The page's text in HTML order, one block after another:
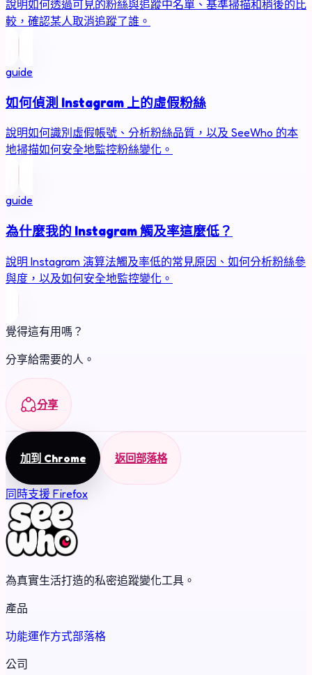
說明如何透過可見的粉絲與追蹤中名單、基準掃描和稍後的比
較，確認某人取消追蹤了誰。
guide
如何偵測 Instagram 上的虛假粉絲
說明如何識別虛假帳號、分析粉絲品質，以及 SeeWho 的本
地掃描如何安全地監控粉絲變化。
guide
為什麼我的 Instagram 觸及率這麼低？
說明 Instagram 演算法觸及率低的常見原因、如何分析粉絲參
與度，以及如何安全地監控變化。
覺得這有用嗎？
分享給需要的人。
分享
加到 Chrome 返回部落格
同時支援 Firefox
為真實生活打造的私密追蹤變化工具。
產品
功能運作方式部落格
公司